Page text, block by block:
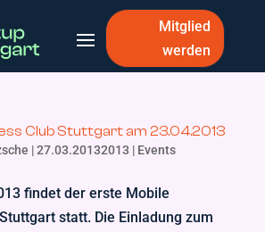
Mitglied
werden
Club Stuttgart am 23.04.2013
|27.03.20132013 | Events
findet der erste Mobile
statt. Die Einladung zum